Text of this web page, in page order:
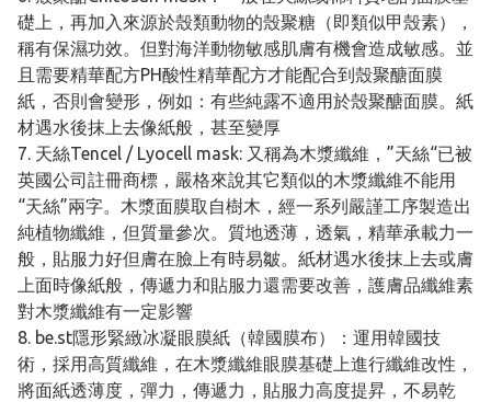
礎上，再加入來源於殼類動物的殼聚糖（即類似甲殼素），
稱有保濕功效。但對海洋動物敏感肌膚有機會造成敏感。並
且需要精華配方PH酸性精華配方才能配合到殼聚醣面膜
紙，否則會變形，例如：有些純露不適用於殼聚醣面膜。紙
材遇水後抹上去像紙般，甚至變厚
7. 天絲Tencel / Lyocell mask: 又稱為木漿纖維，”天絲“已被
英國公司註冊商標，嚴格來說其它類似的木漿纖維不能用
“天絲”兩字。木漿面膜取自樹木，經一系列嚴謹工序製造出
純植物纖維，但質量參次。質地透薄，透氣，精華承載力一
般，貼服力好但膚在臉上有時易皺。紙材遇水後抹上去或膚
上面時像紙般，傳遞力和貼服力還需要改善，護膚品纖維素
對木漿纖維有一定影響
8. be.st隱形緊緻冰凝眼膜紙（韓國膜布）：運用韓國技
術，採用高質纖維，在木漿纖維眼膜基礎上進行纖維改性，
將面紙透薄度，彈力，傳遞力，貼服力高度提昇，不易乾